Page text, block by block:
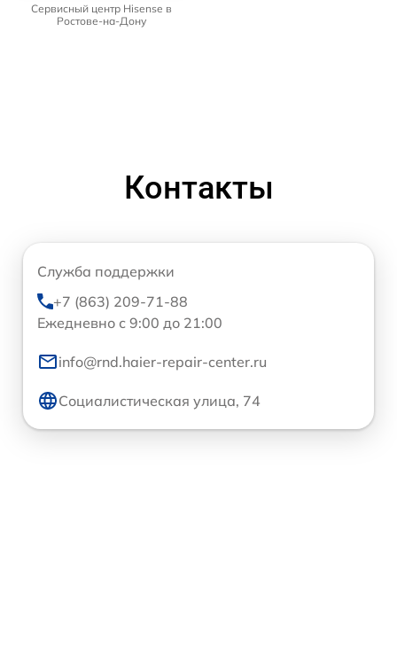
Сервисный центр Hisense в
Ростове-на-Дону
Контакты
Служба поддержки
+7 (863) 209-71-88
Ежедневно с 9:00 до 21:00
info@rnd.haier-repair-center.ru
Социалистическая улица, 74